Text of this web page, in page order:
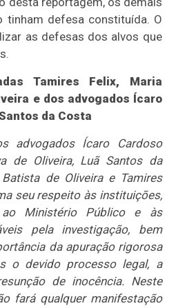
tinham defesa constituída. O
as defesas dos alvos que
Tamires Felix, Maria
e dos advogados Ícaro
da Costa
advogados Ícaro Cardoso
de Oliveira, Luã Santos da
de Oliveira e Tamires
seu respeito às instituições,
Ministério Público e às
pela investigação, bem
da apuração rigorosa
o devido processo legal, a
de inocência. Neste
fará qualquer manifestação